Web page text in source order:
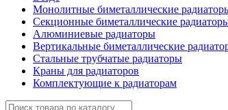
Монолитные биметаллические
Секционные биметаллические
Алюминиевые радиаторы
Вертикальные биметаллические
Стальные трубчатые радиаторы
Краны для радиаторов
Комплектующие к радиаторам